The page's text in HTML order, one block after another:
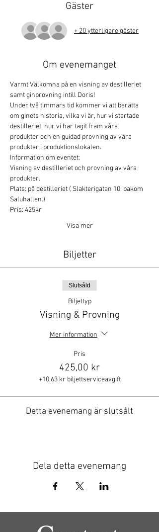
Gäster
+ 20 ytterligare gäster
Om evenemanget
Varmt Välkomna på en visning av destilleriet
samt ginprovning intill Doris!
Under två timmars tid kommer vi att berätta
om ginets historia, vilka vi är, hur vi startade
destilleriet, hur vi har tagit fram våra
produkter och en guidad provning av våra
produkter i produktionslokalen.
Information om eventet:
Visning av destilleriet och provning av våra
produkter.
Plats: på destilleriet ( Slakterigatan 10, bakom
Saluhallen.)
Pris: 425kr
Visa mer
Biljetter
Slutsåld
Biljettyp
Visning & Provning
Mer information
Pris
425,00 kr
+10,63 kr biljettserviceavgift
Detta evenemang är slutsålt
Dela detta evenemang